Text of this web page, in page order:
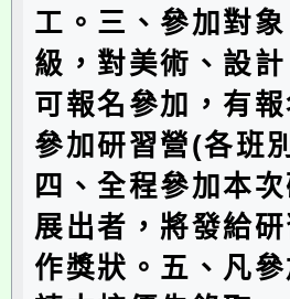
工。三、參加對
級，對美術、設
可報名參加，有
參加研習營(各班
四、全程參加本
展出者，將發給
作獎狀。五、凡